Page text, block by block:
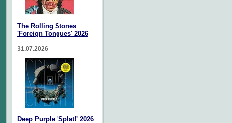
The Rolling Stones
'Foreign Tongues' 2026
31.07.2026
Deep Purple 'Splat!' 2026